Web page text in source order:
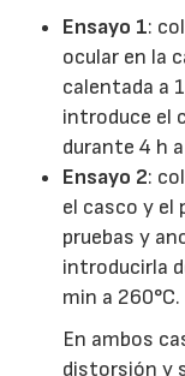
Ensayo 1:
ocular en la
calentada a
introduce el
durante 4 h
Ensayo 2:
el casco y el
pruebas y
introducirla
min a 260°C.
En ambos
distorsión y